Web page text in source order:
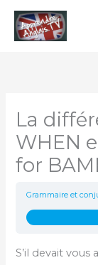
Aller
La
WHEN
for
Grammaire et
S’il devait